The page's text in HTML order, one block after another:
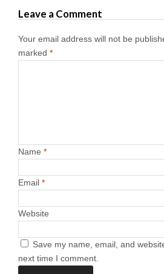
Leave a Comment
Your email address will not be
marked *
Name *
Email *
Website
Save my name, email, and
next time I comment.